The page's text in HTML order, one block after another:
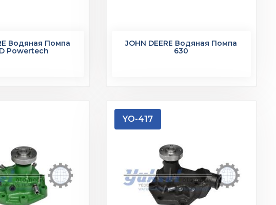
Водяная Помпа
Powertech
JOHN DEERE Водяная Помпа
630
YO-417